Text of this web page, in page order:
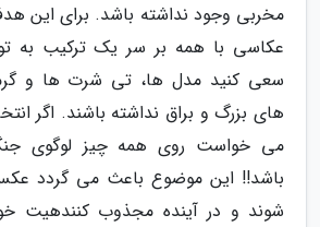
مخربی وجود نداشته باشد. برای این
عکاسی با همه بر سر یک ترکیب به
سعی کنید مدل ها، تی شرت ها و
های بزرگ و براق نداشته باشند. اگر
می خواست روی همه چیز لوگوی
باشد!! این موضوع باعث می گردد
شوند و در آینده مجذوب کنندهیت